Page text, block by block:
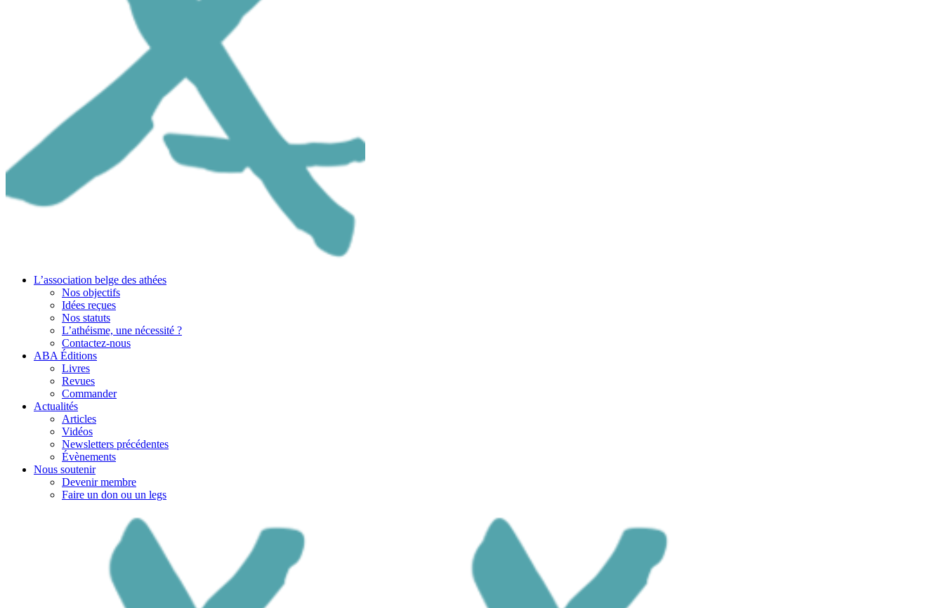
L’association belge des athées
Nos objectifs
Idées reçues
Nos statuts
L’athéisme, une nécessité ?
Contactez-nous
ABA Éditions
Livres
Revues
Commander
Actualités
Articles
Vidéos
Newsletters précédentes
Évènements
Nous soutenir
Devenir membre
Faire un don ou un legs